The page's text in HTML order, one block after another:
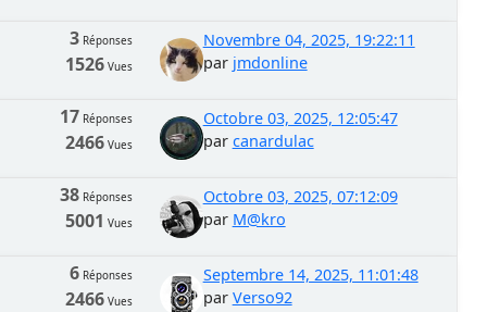
3Réponses
1526Vues
Novembre 04, 2025, 19:22:11
par jmdonline
17 Réponses
2466Vues
Octobre 03, 2025, 12:05:47
par canardulac
38Réponses
5001 Vues
Octobre 03, 2025, 07:12:09
par M@kro
6Réponses
2466Vues
Septembre 14, 2025, 11:01:48
par Verso92